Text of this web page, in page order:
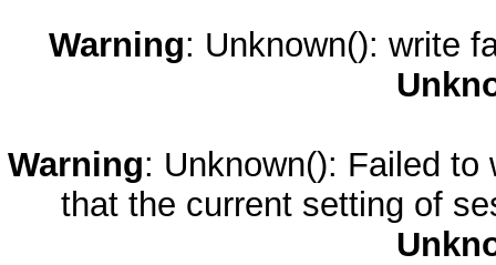
Warning: Unknown(): write
Warning: Unknown(): Failed
that the current setting of